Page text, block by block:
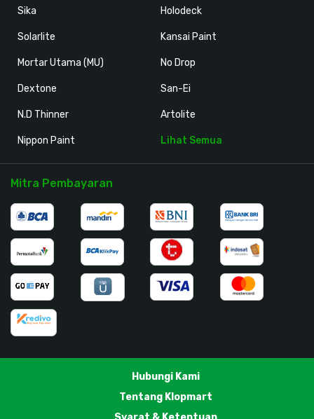
Sika
Solarlite
Mortar Utama (MU)
Dextone
N.D Thinner
Nippon Paint
Holodeck
Kansai Paint
No Drop
San-Ei
Artolite
Lihat Semua
Mitra Pembayaran
Hubungi Kami
Tentang Klopmart